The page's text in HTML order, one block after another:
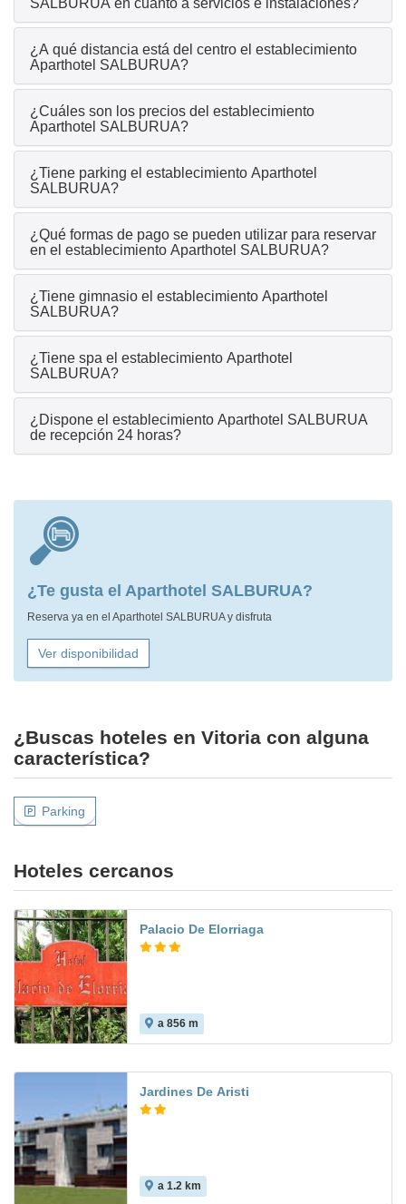
SALBURUA en cuanto a servicios e instalaciones?
¿A qué distancia está del centro el establecimiento
Aparthotel SALBURUA?
¿Cuáles son los precios del establecimiento
Aparthotel SALBURUA?
¿Tiene parking el establecimiento Aparthotel
SALBURUA?
¿Qué formas de pago se pueden utilizar para reservar
en el establecimiento Aparthotel SALBURUA?
¿Tiene gimnasio el establecimiento Aparthotel
SALBURUA?
¿Tiene spa el establecimiento Aparthotel
SALBURUA?
¿Dispone el establecimiento Aparthotel SALBURUA
de recepción 24 horas?
¿Te gusta el Aparthotel SALBURUA?
Reserva ya en el Aparthotel SALBURUA y disfruta
Ver disponibilidad
¿Buscas hoteles en Vitoria con alguna
característica?
Parking
Hoteles cercanos
Palacio De Elorriaga
a 856 m
Jardines De Aristi
a 1.2 km